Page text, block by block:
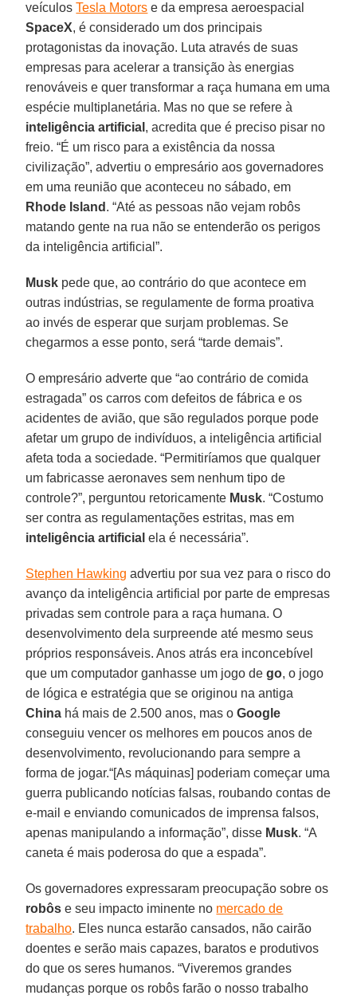
veículosTesla Motors e da empresa aeroespacial
SpaceX, é considerado um dos principais
protagonistas da inovação. Luta através de suas
empresas para acelerar a transição às energias
renováveis e quer transformar a raça humana em uma
espécie multiplanetária. Mas no que se refere à
inteligência artificial , acredita que é preciso pisar no
freio. “É um risco para a existência da nossa
civilização”, advertiu o empresário aos governadores
em uma reunião que aconteceu no sábado, em
Rhode Island . “Até as pessoas não vejam robôs
matando gente na rua não se entenderão os perigos
da inteligência artificial”.
Musk pede que, ao contrário do que acontece em
outras indústrias, se regulamente de forma proativa
ao invés de esperar que surjam problemas. Se
chegarmos a esse ponto, será “tarde demais”.
O empresário adverte que “ao contrário de comida
estragada” os carros com defeitos de fábrica e os
acidentes de avião, que são regulados porque pode
afetar um grupo de indivíduos, a inteligência artificial
afeta toda a sociedade. “Permitiríamos que qualquer
um fabricasse aeronaves sem nenhum tipo de
controle?”, perguntou retoricamente Musk. “Costumo
ser contra as regulamentações estritas, mas em
inteligência artificial ela é necessária”.
Stephen Hawking advertiu por sua vez para o risco do
avanço da inteligência artificial por parte de empresas
privadas sem controle para a raça humana. O
desenvolvimento dela surpreende até mesmo seus
próprios responsáveis. Anos atrás era inconcebível
que um computador ganhasse um jogo dego, o jogo
de lógica e estratégia que se originou na antiga
China há mais de 2.500 anos, mas oGoogle
conseguiu vencer os melhores em poucos anos de
desenvolvimento, revolucionando para sempre a
forma de jogar.“[As máquinas] poderiam começar uma
guerra publicando notícias falsas, roubando contas de
e-mail e enviando comunicados de imprensa falsos,
apenas manipulando a informação”, disse Musk. “A
caneta é mais poderosa do que a espada”.
Os governadores expressaram preocupação sobre os
robôs e seu impacto iminente no mercado de
trabalho. Eles nunca estarão cansados, não cairão
doentes e serão mais capazes, baratos e produtivos
do que os seres humanos. “Viveremos grandes
mudanças porque os robôs farão o nosso trabalho